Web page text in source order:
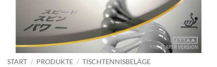
START / PRODUKTE / TISCHTENNISBELÄGE